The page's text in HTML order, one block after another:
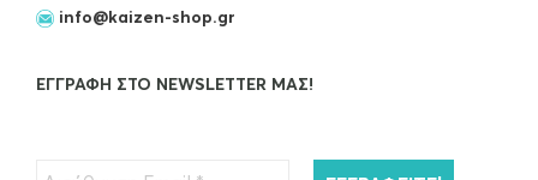
info@kaizen-shop.gr
ΕΓΓΡΑΦΉ ΣΤΟ NEWSLETTER ΜΑΣ!